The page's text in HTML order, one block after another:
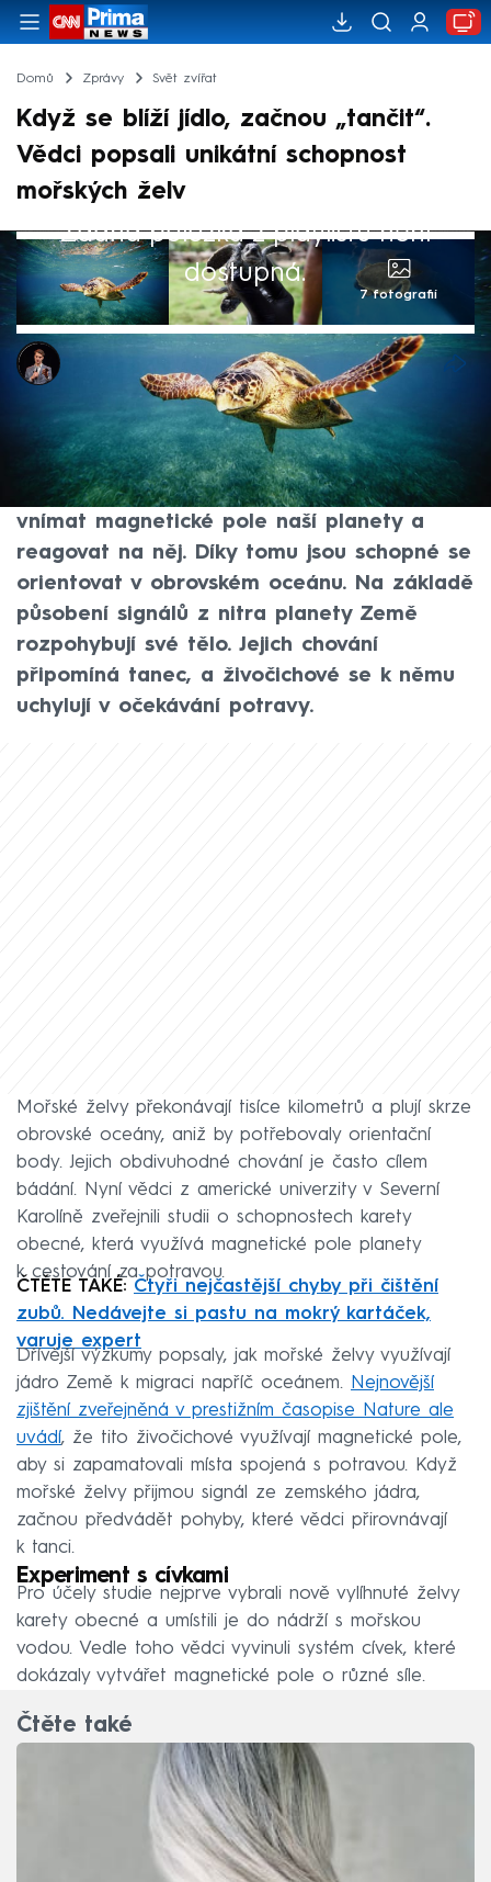
Domů Zprávy Svět zvířat
Když se blíží jídlo, začnou „tančit“.
Vědci popsali unikátní schopnost
mořských želv
Žádná položka z playlistu není
dostupná.
7 fotografií
Jan Hrušovský
25. úno 2025, 17:25
Vědci narazili na hříčku přírody. Američtí
výzkumníci ze Severokarolínské univerzity v
USA zjistili, že mořské želvy dokážou
vnímat magnetické pole naší planety a
reagovat na něj. Díky tomu jsou schopné se
orientovat v obrovském oceánu. Na základě
působení signálů z nitra planety Země
rozpohybují své tělo. Jejich chování
připomíná tanec, a živočichové se k němu
uchylují v očekávání potravy.
Mořské želvy překonávají tisíce kilometrů a plují skrze
obrovské oceány, aniž by potřebovaly orientační
body. Jejich obdivuhodné chování je často cílem
bádání. Nyní vědci z americké univerzity v Severní
Karolíně zveřejnili studii o schopnostech karety
obecné, která využívá magnetické pole planety
k cestování za potravou.
ČTĚTE TAKÉ: Čtyři nejčastější chyby při čištění
zubů. Nedávejte si pastu na mokrý kartáček,
varuje expert
Dřívější výzkumy popsaly, jak mořské želvy využívají
jádro Země k migraci napříč oceánem. Nejnovější
zjištění zveřejněná v prestižním časopise Nature ale
uvádí, že tito živočichové využívají magnetické pole,
aby si zapamatovali místa spojená s potravou. Když
mořské želvy přijmou signál ze zemského jádra,
začnou předvádět pohyby, které vědci přirovnávají
k tanci.
Experiment s cívkami
Pro účely studie nejprve vybrali nově vylíhnuté želvy
karety obecné a umístili je do nádrží s mořskou
vodou. Vedle toho vědci vyvinuli systém cívek, které
dokázaly vytvářet magnetické pole o různé síle.
Čtěte také